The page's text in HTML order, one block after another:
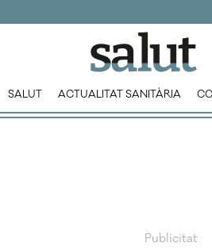
SALUT ACTUALITAT SANITÀRIA